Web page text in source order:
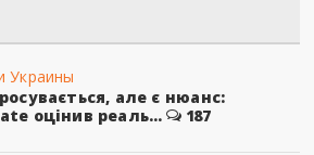
Украины
але є нюанс:
оцінив реаль...
187